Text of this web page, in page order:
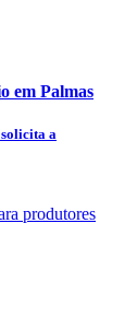
em Palmas
a